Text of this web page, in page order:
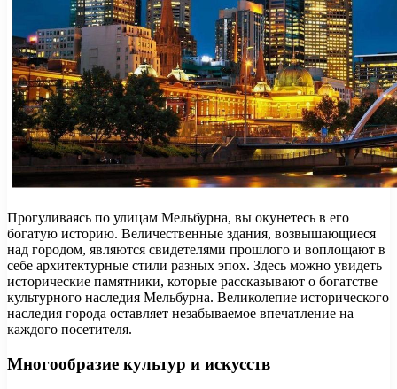
Прогуливаясь по улицам Мельбурна, вы окунетесь в его
богатую историю. Величественные здания, возвышающиеся
над городом, являются свидетелями прошлого и воплощают в
себе архитектурные стили разных эпох. Здесь можно увидеть
исторические памятники, которые рассказывают о богатстве
культурного наследия Мельбурна. Великолепие исторического
наследия города оставляет незабываемое впечатление на
каждого посетителя.
Многообразие культур и искусств